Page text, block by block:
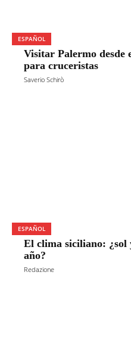
ESPAÑOL
Visitar Palermo
para cruceristas
Saverio Schirò
ESPAÑOL
El clima siciliano:
año?
Redazione